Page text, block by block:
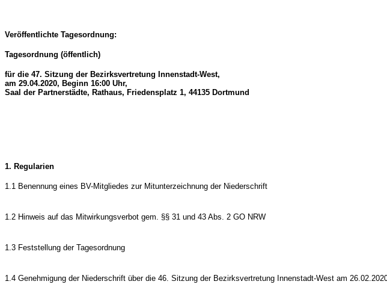
Veröffentlichte Tagesordnung:
Tagesordnung (öffentlich)
für die 47. Sitzung der Bezirksvertretung Innenstadt-West,
am 29.04.2020, Beginn 16:00 Uhr,
Saal der Partnerstädte, Rathaus, Friedensplatz 1, 44135 Dortmund
1. Regularien
1.1 Benennung eines BV-Mitgliedes zur Mitunterzeichnung der Niederschrift
1.2 Hinweis auf das Mitwirkungsverbot gem. §§ 31 und 43 Abs. 2 GO NRW
1.3 Feststellung der Tagesordnung
1.4 Genehmigung der Niederschrift über die 46. Sitzung der Bezirksvertretung Innenstadt-West am